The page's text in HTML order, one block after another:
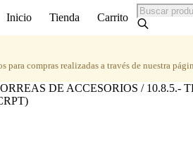
Inicio Tienda Carrito
Búsqueda
de
productos
compras realizadas a través de nuestra
DE ACCESORIOS / 10.8.5.-